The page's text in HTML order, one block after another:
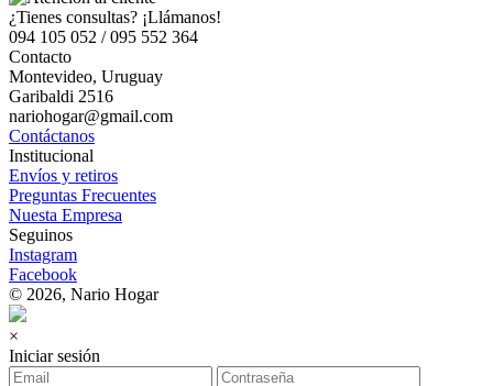
¿Tienes consultas? ¡Llámanos!
094 105 052 / 095 552 364
Contacto
Montevideo, Uruguay
Garibaldi 2516
nariohogar@gmail.com
Contáctanos
Institucional
Envíos y retiros
Preguntas Frecuentes
Nuesta Empresa
Seguinos
Instagram
Facebook
© 2026, Nario Hogar
×
Iniciar sesión